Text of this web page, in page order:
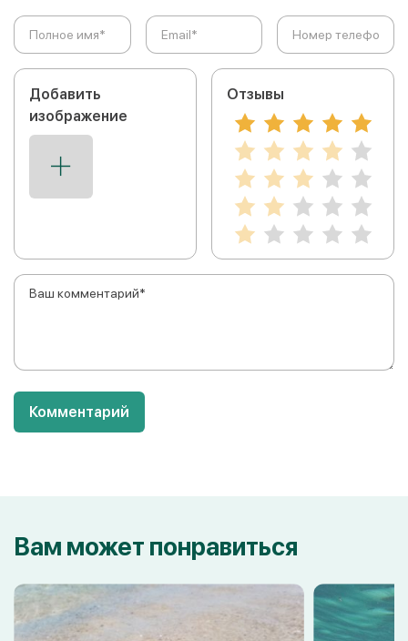
Добавить
изображение
Отзывы
Комментарий
Вам может понравиться